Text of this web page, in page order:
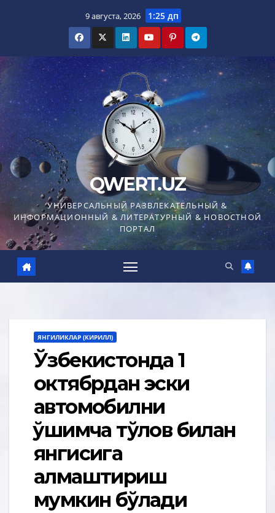
9 августа, 2026 1:25 дп
QWERT.UZ
УНИВЕРСАЛЬНЫЙ РАЗВЛЕКАТЕЛЬНЫЙ &
ИНФОРМАЦИОННЫЙ & ЛИТЕРАТУРНЫЙ & НОВОСТНОЙ
ПОРТАЛ
ЯНГИЛИКЛАР (КИРИЛЛ)
Ўзбекистонда 1
октябрдан эски
автомобилни
қўшимча тўлов билан
янгисига
алмаштириш
мумкин бўлади